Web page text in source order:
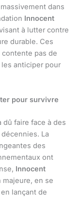
dans
Innocent
à lutter contre
durable. Ces
contente pas de
anticiper pour
pour survivre
dû faire face à des
La
des
ont
Innocent
en se
lançant de